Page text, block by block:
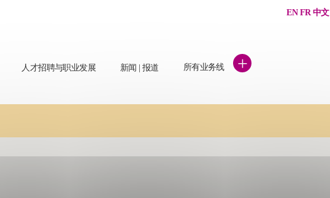
EN FR 中文
人才招聘与职业发展 新闻 | 报道 所有业务线 +